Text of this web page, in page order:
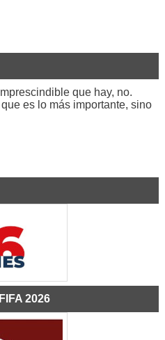
que hay, no.
es lo más importante, sino
2026